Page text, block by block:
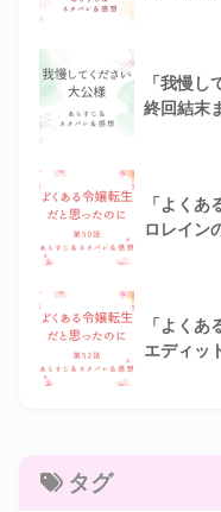
「我慢
終回結末
「よく
ロレイン
「よく
エディッ
タグ